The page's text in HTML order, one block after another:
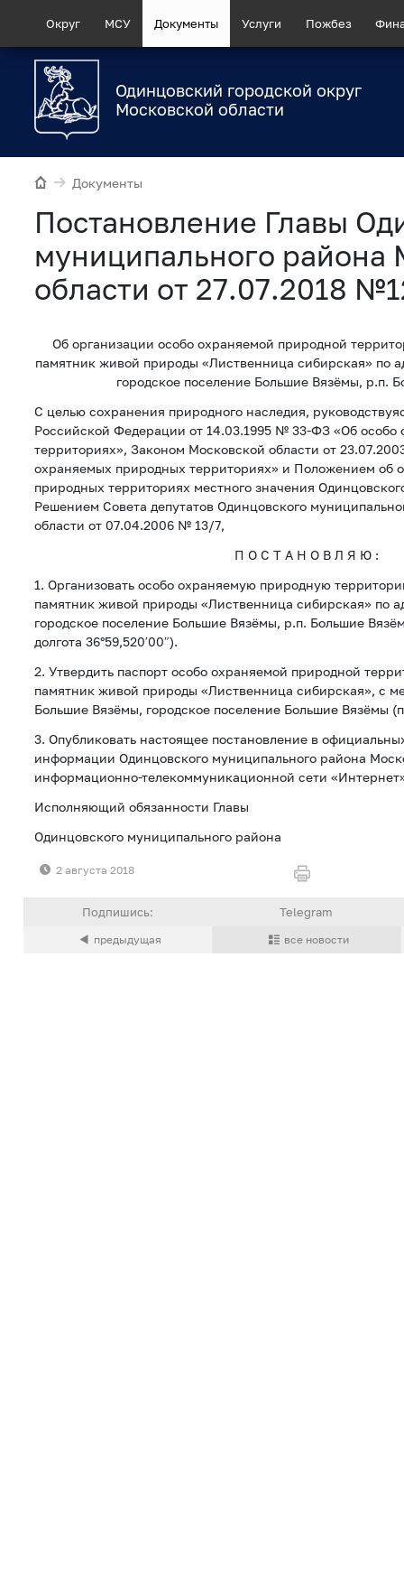
Округ МСУ Документы Услуги Пожбез
Одинцовский городской округ
Московской области
Документы
Постановление Главы
муниципального района
области от 27.07.2018
Об организации особо охраняемой природной
памятник живой природы «Лиственница сибирская» по
городское поселение Большие Вязёмы, р.п.
С целью сохранения природного наследия,
Российской Федерации от 14.03.1995 № 33-ФЗ «Об особо
территориях», Законом Московской области от
охраняемых природных территориях» и Положением об
природных территориях местного значения
Решением Совета депутатов Одинцовского
области от 07.04.2006 № 13/7,
П О С Т А Н О В Л Я Ю :
1. Организовать особо охраняемую природную
памятник живой природы «Лиственница сибирская» по
городское поселение Большие Вязёмы, р.п. Большие
долгота 36°59,520′00″).
2. Утвердить паспорт особо охраняемой природной
памятник живой природы «Лиственница сибирская», с
Большие Вязёмы, городское поселение Большие Вязёмы
3. Опубликовать настоящее постановление в
информации Одинцовского муниципального района
информационно-телекоммуникационной сети
Исполняющий обязанности Главы
Одинцовского муниципального
2 августа 2018